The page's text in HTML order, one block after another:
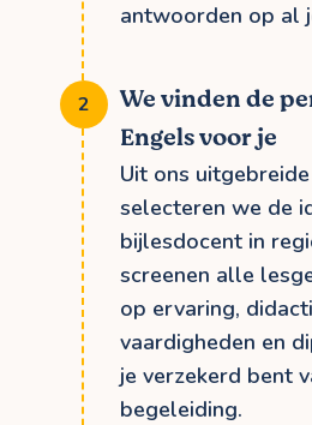
antwoorden op al
We vinden de
Engels voor je
Uit ons
selecteren we de
bijlesdocent in
screenen alle
op ervaring,
vaardigheden en
je verzekerd bent
begeleiding.